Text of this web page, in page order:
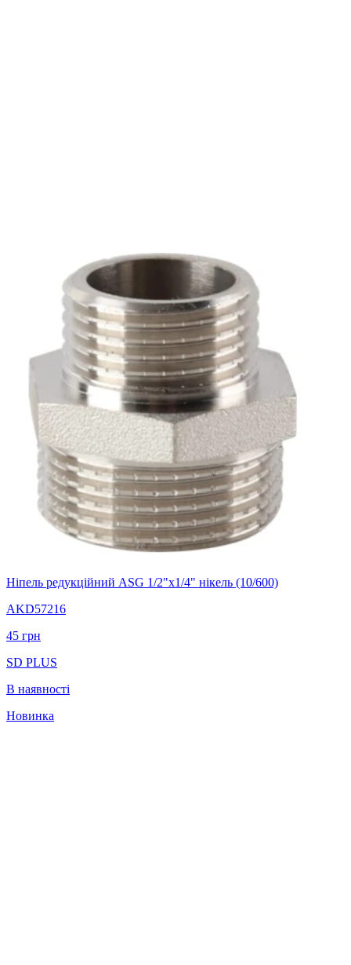
Ніпель редукційний ASG 1/2"х1/4" нікель (10/600)
AKD57216
45 грн
SD PLUS
В наявності
Новинка